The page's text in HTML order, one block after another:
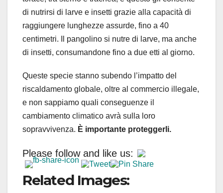
di nutrirsi di larve e insetti grazie alla capacità di
raggiungere lunghezze assurde, fino a 40
centimetri.
Il pangolino si nutre di larve, ma anche
di insetti, consumandone fino a due etti al giorno.
Queste specie stanno subendo l’impatto del
riscaldamento globale, oltre al commercio illegale,
e non sappiamo quali conseguenze il
cambiamento climatico avrà sulla loro
sopravvivenza. È importante proteggerli.
Please follow and like us:
Related Images: